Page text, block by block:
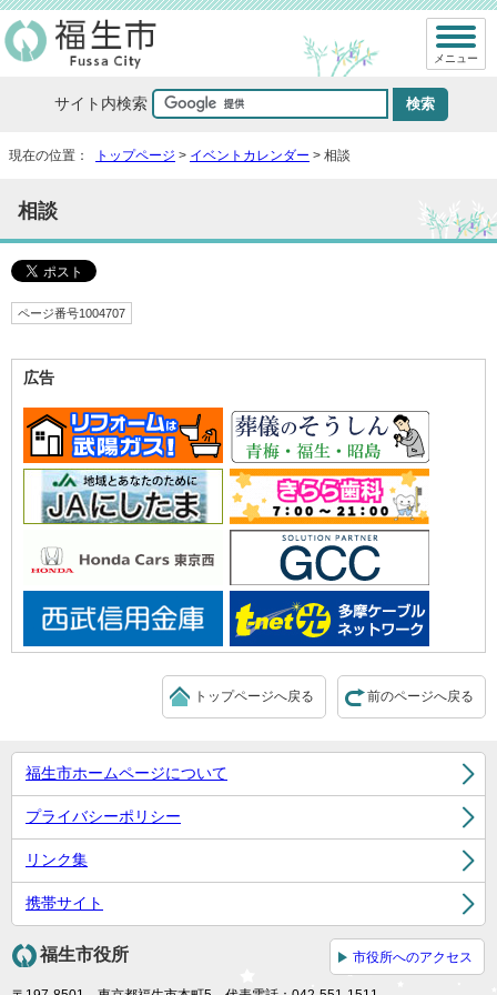
サイト内検索
メニュー
現在の位置： トップページ > イベントカレンダー > 相談
相談
ページ番号1004707
広告
前のページへ戻る
トップページへ戻る
福生市ホームページについて
プライバシーポリシー
リンク集
携帯サイト
福生市役所 市役所へのアクセス